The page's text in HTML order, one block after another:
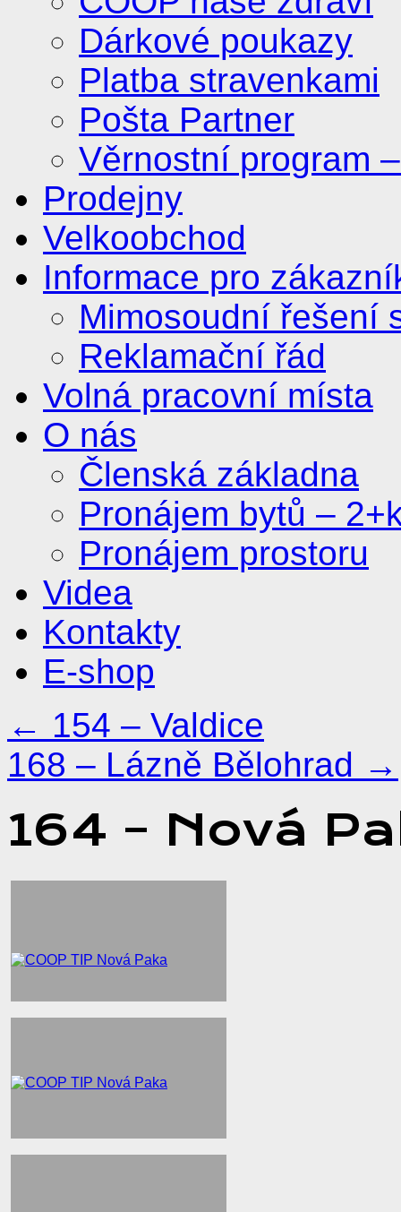
Dárkové poukazy
Platba stravenkami
Pošta Partner
Věrnostní program
Prodejny
Velkoobchod
Informace pro
Mimosoudní řešení
Reklamační řád
Volná pracovní místa
O nás
Členská základna
Pronájem bytů –
Pronájem prostoru
Videa
Kontakty
E-shop
← 154 – Valdice
168 – Lázně Bělohrad →
164 – Nová